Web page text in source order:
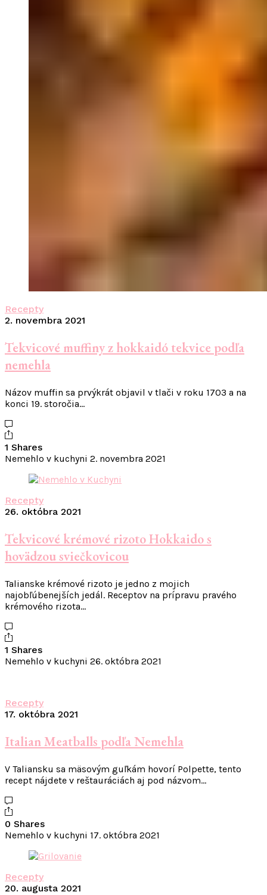
Recepty
2. novembra 2021
Tekvicové muffiny z hokkaidó tekvice podľa
nemehla
Názov muffin sa prvýkrát objavil v tlači v roku 1703 a na
konci 19. storočia…
1 Shares
Nemehlo v kuchyni 2. novembra 2021
Recepty
26. októbra 2021
Tekvicové krémové rizoto Hokkaido s
hovädzou sviečkovicou
Talianske krémové rizoto je jedno z mojich
najobľúbenejších jedál. Receptov na prípravu pravého
krémového rizota…
1 Shares
Nemehlo v kuchyni 26. októbra 2021
Recepty
17. októbra 2021
Italian Meatballs podľa Nemehla
V Taliansku sa mäsovým guľkám hovorí Polpette, tento
recept nájdete v reštauráciách aj pod názvom…
0 Shares
Nemehlo v kuchyni 17. októbra 2021
Recepty
20. augusta 2021